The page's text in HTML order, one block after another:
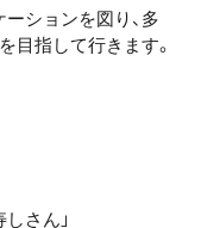
ションを図り、多
目指して行きます。
さん」